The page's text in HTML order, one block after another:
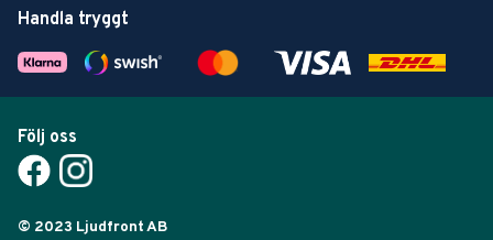
Handla tryggt
Följ oss
© 2023 Ljudfront AB